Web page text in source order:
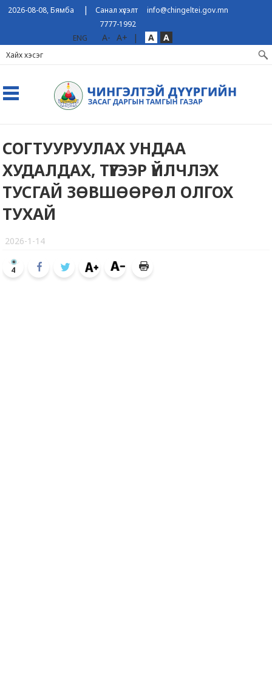
2026-08-08, Бямба | Санал хүсэлт
info@chingeltei.gov.mn
7777-1992
ENG
A- A+ | A A
СОГТУУРУУЛАХ УНДАА
ХУДАЛДАХ, ТҮҮГЭЭР ҮЙЛЧЛЭХ
ТУСГАЙ ЗӨВШӨӨРӨЛ ОЛГОХ
ТУХАЙ
2026-1-14
4